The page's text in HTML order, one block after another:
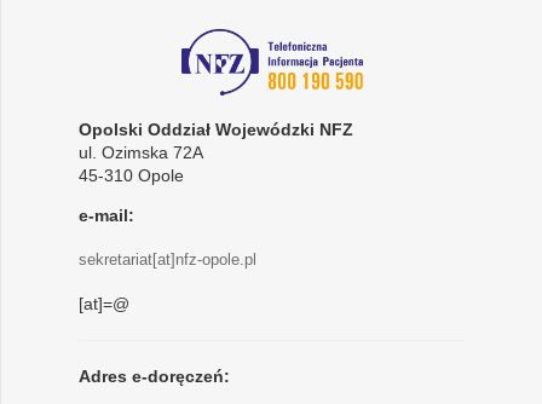
Opolski Oddział Wojewódzki NFZ
ul. Ozimska 72A
45-310 Opole
e-mail:
sekretariat[at]nfz-opole.pl
[at]=@
Adres e-doręczeń: